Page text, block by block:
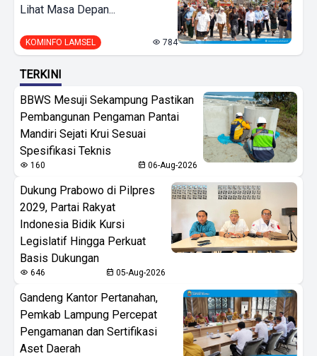
Lihat Masa Depan...
KOMINFO LAMSEL 784
TERKINI
BBWS Mesuji Sekampung Pastikan
Pembangunan Pengaman Pantai
Mandiri Sejati Krui Sesuai
Spesifikasi Teknis
160 06-Aug-2026
Dukung Prabowo di Pilpres
2029, Partai Rakyat
Indonesia Bidik Kursi
Legislatif Hingga Perkuat
Basis Dukungan
646 05-Aug-2026
Gandeng Kantor Pertanahan,
Pemkab Lampung Percepat
Pengamanan dan Sertifikasi
Aset Daerah